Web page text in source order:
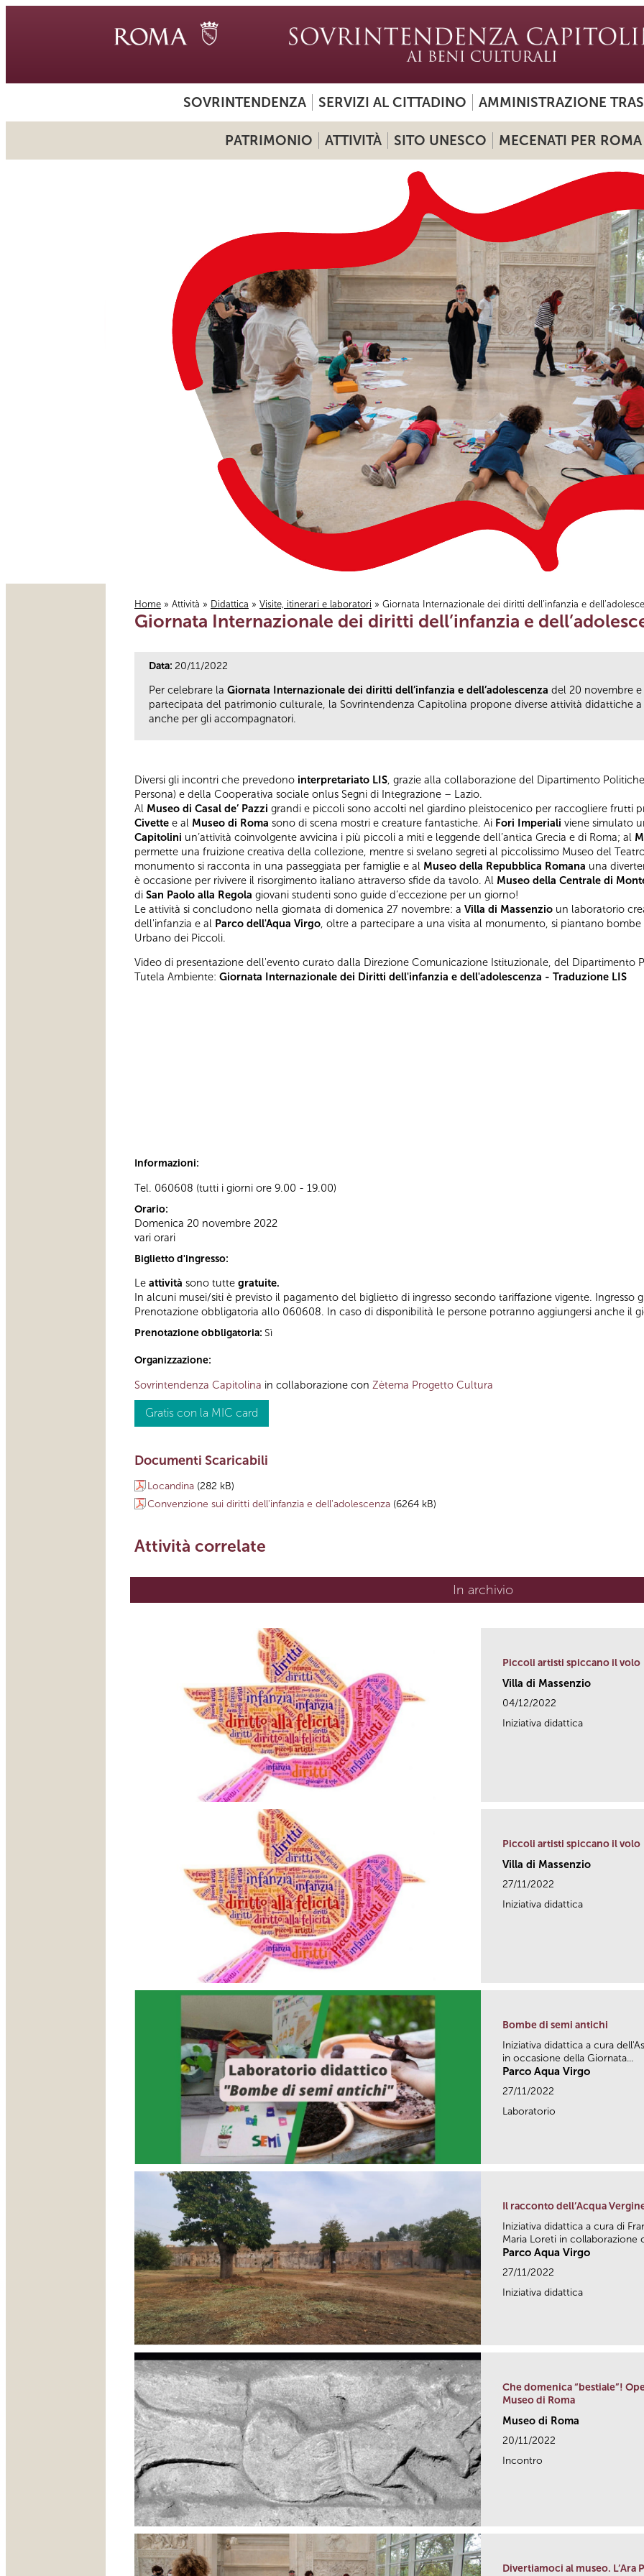
SOVRINTENDENZA SERVIZI AL CITTADINO AMMINISTRAZIONE
PATRIMONIO ATTIVITÀ SITO UNESCO MECENATI PER ROMA
Tu sei qui
Home » Attività » Didattica » Visite, itinerari e laboratori » Giornata Internazionale dei diritti dell’infanzia e
Giornata Internazionale dei diritti dell’infanzia e
Data: 20/11/2022
Per celebrare la Giornata Internazionale dei diritti dell’infanzia e dell’adolescenza del 20 novembre
partecipata del patrimonio culturale, la Sovrintendenza Capitolina propone diverse attività didattiche
anche per gli accompagnatori.
Diversi gli incontri che prevedono interpretariato LIS , grazie alla collaborazione del Dipartimento
Persona) e della Cooperativa sociale onlus Segni di Integrazione – Lazio.
Al Museo di Casal de’ Pazzi grandi e piccoli sono accolti nel giardino pleistocenico per raccogliere frutti
Civette e al Museo di Roma sono di scena mostri e creature fantastiche. Ai Fori Imperiali viene simulato
Capitolini un’attività coinvolgente avvicina i più piccoli a miti e leggende dell’antica Grecia e di Roma; al
permette una fruizione creativa della collezione, mentre si svelano segreti al piccolissimo Museo del
monumento si racconta in una passeggiata per famiglie e al Museo della Repubblica Romana una
è occasione per rivivere il risorgimento italiano attraverso sfide da tavolo. Al Museo della Centrale di
di San Paolo alla Regola giovani studenti sono guide d’eccezione per un giorno!
Le attività si concludono nella giornata di domenica 27 novembre: a Villa di Massenzio un laboratorio
dell'infanzia e al Parco dell'Aqua Virgo , oltre a partecipare a una visita al monumento, si piantano
Urbano dei Piccoli.
Video di presentazione dell'evento curato dalla Direzione Comunicazione Istituzionale, del Dipartimento
Tutela Ambiente: Giornata Internazionale dei Diritti dell'infanzia e dell'adolescenza - Traduzione LIS
Informazioni:
Tel. 060608 (tutti i giorni ore 9.00 - 19.00)
Orario:
Domenica 20 novembre 2022
vari orari
Biglietto d'ingresso:
Le attività sono tutte gratuite.
In alcuni musei/siti è previsto il pagamento del biglietto di ingresso secondo tariffazione vigente. Ingresso
Prenotazione obbligatoria allo 060608. In caso di disponibilità le persone potranno aggiungersi anche il
Prenotazione obbligatoria: Sì
Organizzazione:
Sovrintendenza Capitolina in collaborazione con Zètema Progetto Cultura
Gratis con la MIC card
Documenti Scaricabili
Locandina (282 kB)
Convenzione sui diritti dell'infanzia e dell'adolescenza (6264 kB)
Attività correlate
In archivio
Piccoli artisti spiccano il volo
Villa di Massenzio
04/12/2022
Iniziativa didattica
Piccoli artisti spiccano il volo
Villa di Massenzio
27/11/2022
Iniziativa didattica
Bombe di semi antichi
Iniziativa didattica a cura
in occasione della Giornata...
Parco Aqua Virgo
27/11/2022
Laboratorio
Il racconto dell’Acqua
Iniziativa didattica a cura di
Maria Loreti in collaborazione
Parco Aqua Virgo
27/11/2022
Iniziativa didattica
Che domenica “bestiale”!
Museo di Roma
Museo di Roma
20/11/2022
Incontro
Divertiamoci al museo. L’Ara